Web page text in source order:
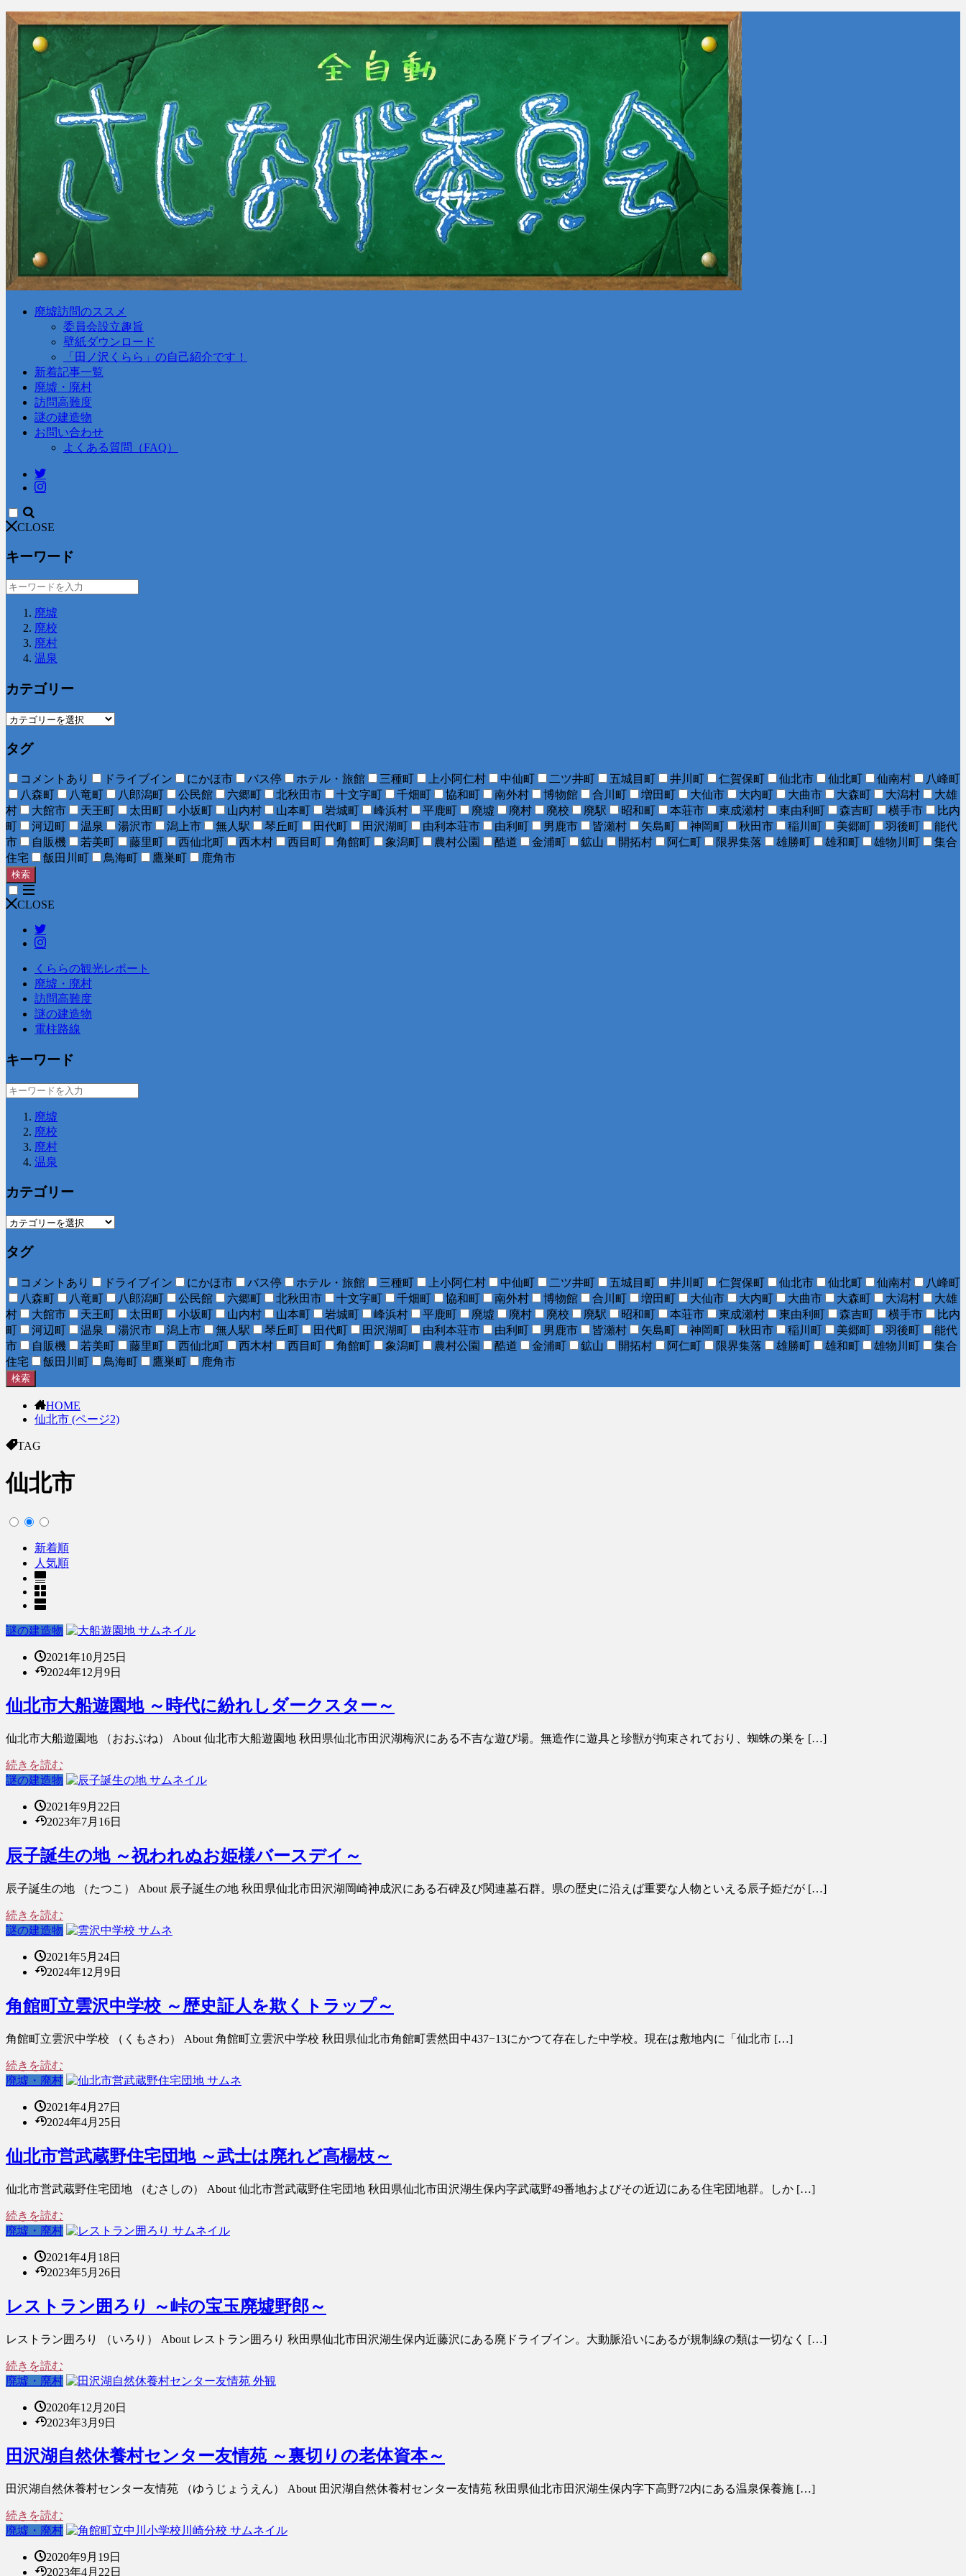
廃墟訪問のススメ
委員会設立趣旨
壁紙ダウンロード
「田ノ沢くらら」の自己紹介です！
新着記事一覧
廃墟・廃村
訪問高難度
謎の建造物
お問い合わせ
よくある質問（FAQ）
CLOSE
キーワード
廃墟
廃校
廃村
温泉
カテゴリー
タグ
コメントあり ドライブイン にかほ市 バス停 ホテル・旅館 三種町 上小阿仁村 中仙町 二ツ井町 五城目町 井川町 仁賀保町 仙北市 仙北町 仙南村
八峰町
八森町
八竜町 八郎潟町 公民館 六郷町 北秋田市 十文字町 千畑町 協和町 南外村 博物館 合川町 増田町 大仙市 大内町 大曲市 大森町 大潟村
大雄
村
大館市 天王町 太田町 小坂町 山内村 山本町 岩城町 峰浜村 平鹿町 廃墟 廃村 廃校 廃駅 昭和町 本荘市 東成瀬村 東由利町 森吉町 横手市
比内
町
河辺町 温泉 湯沢市 潟上市 無人駅 琴丘町 田代町 田沢湖町 由利本荘市 由利町 男鹿市 皆瀬村 矢島町 神岡町 秋田市 稲川町 美郷町 羽後町
能代
市
自販機 若美町 藤里町 西仙北町 西木村 西目町 角館町 象潟町 農村公園 酷道 金浦町 鉱山 開拓村 阿仁町 限界集落 雄勝町 雄和町 雄物川町
集合
住宅
飯田川町 鳥海町 鷹巣町 鹿角市
検索
CLOSE
くららの観光レポート
廃墟・廃村
訪問高難度
謎の建造物
電柱路線
キーワード
廃墟
廃校
廃村
温泉
カテゴリー
タグ
コメントあり ドライブイン にかほ市 バス停 ホテル・旅館 三種町 上小阿仁村 中仙町 二ツ井町 五城目町 井川町 仁賀保町 仙北市 仙北町 仙南村
八峰町
八森町
八竜町 八郎潟町 公民館 六郷町 北秋田市 十文字町 千畑町 協和町 南外村 博物館 合川町 増田町 大仙市 大内町 大曲市 大森町 大潟村
大雄
村
大館市 天王町 太田町 小坂町 山内村 山本町 岩城町 峰浜村 平鹿町 廃墟 廃村 廃校 廃駅 昭和町 本荘市 東成瀬村 東由利町 森吉町 横手市
比内
町
河辺町 温泉 湯沢市 潟上市 無人駅 琴丘町 田代町 田沢湖町 由利本荘市 由利町 男鹿市 皆瀬村 矢島町 神岡町 秋田市 稲川町 美郷町 羽後町
能代
市
自販機 若美町 藤里町 西仙北町 西木村 西目町 角館町 象潟町 農村公園 酷道 金浦町 鉱山 開拓村 阿仁町 限界集落 雄勝町 雄和町 雄物川町
集合
住宅
飯田川町 鳥海町 鷹巣町 鹿角市
検索
HOME
仙北市 (ページ2)
TAG
仙北市
新着順
人気順
謎の建造物
2021年10月25日
2024年12月9日
仙北市大船遊園地 ～時代に紛れしダークスター～
仙北市大船遊園地 （おおぶね） About 仙北市大船遊園地 秋田県仙北市田沢湖梅沢にある不吉な遊び場。無造作に遊具と珍獣が拘束されており、蜘蛛の巣を […]
続きを読む
謎の建造物
2021年9月22日
2023年7月16日
辰子誕生の地 ～祝われぬお姫様バースデイ～
辰子誕生の地 （たつこ） About 辰子誕生の地 秋田県仙北市田沢湖岡崎神成沢にある石碑及び関連墓石群。県の歴史に沿えば重要な人物といえる辰子姫だが […]
続きを読む
謎の建造物
2021年5月24日
2024年12月9日
角館町立雲沢中学校 ～歴史証人を欺くトラップ～
角館町立雲沢中学校 （くもさわ） About 角館町立雲沢中学校 秋田県仙北市角館町雲然田中437−13にかつて存在した中学校。現在は敷地内に「仙北市 […]
続きを読む
廃墟・廃村
2021年4月27日
2024年4月25日
仙北市営武蔵野住宅団地 ～武士は廃れど高楊枝～
仙北市営武蔵野住宅団地 （むさしの） About 仙北市営武蔵野住宅団地 秋田県仙北市田沢湖生保内字武蔵野49番地およびその近辺にある住宅団地群。しか […]
続きを読む
廃墟・廃村
2021年4月18日
2023年5月26日
レストラン囲ろり ～峠の宝玉廃墟野郎～
レストラン囲ろり （いろり） About レストラン囲ろり 秋田県仙北市田沢湖生保内近藤沢にある廃ドライブイン。大動脈沿いにあるが規制線の類は一切なく […]
続きを読む
廃墟・廃村
2020年12月20日
2023年3月9日
田沢湖自然休養村センター友情苑 ～裏切りの老体資本～
田沢湖自然休養村センター友情苑 （ゆうじょうえん） About 田沢湖自然休養村センター友情苑 秋田県仙北市田沢湖生保内字下高野72内にある温泉保養施 […]
続きを読む
廃墟・廃村
2020年9月19日
2023年4月22日